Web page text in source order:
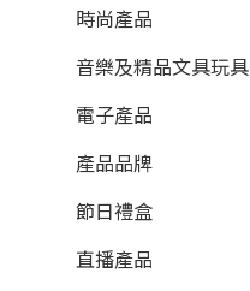
時尚產品
音樂及精品文具玩具
電子產品
產品品牌
節日禮盒
直播產品